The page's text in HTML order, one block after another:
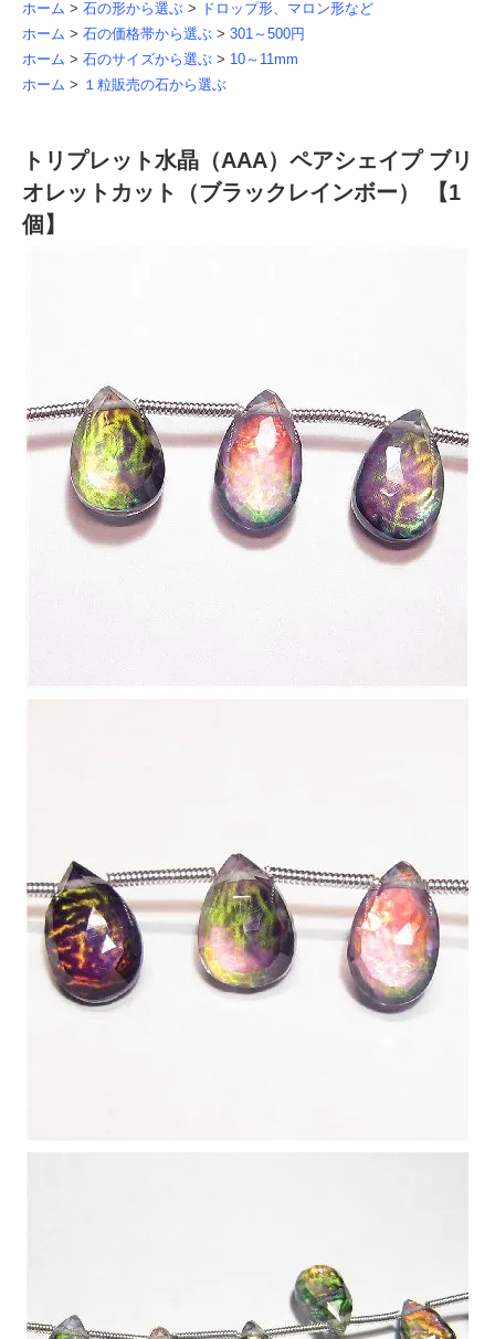
ホーム > 石の形から選ぶ >
ドロップ形、マロン形など
ホーム > 石の価格帯から選ぶ > 301～500円
ホーム > 石のサイズから選ぶ > 10～11mm
ホーム > １粒販売の石から選ぶ
トリプレット水晶（AAA）ペアシェイプ ブリ
オレットカット（ブラックレインボー） 【1
個】